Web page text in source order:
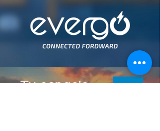
Tu espacio